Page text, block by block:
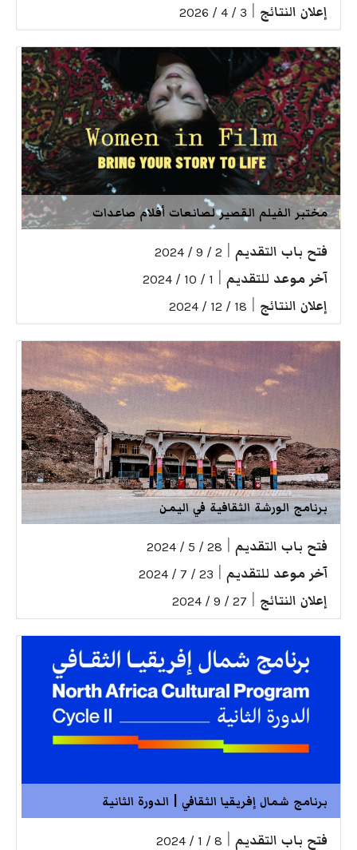
إعلان النتائج 3 / 4 / 2026
مختبر الفيلم القصير لصانعات أفلام صاعدات
فتح باب التقديم 2 / 9 / 2024
آخر موعد للتقديم 1 / 10 / 2024
إعلان النتائج 18 / 12 / 2024
برنامج الورشة الثقافية في اليمن
فتح باب التقديم 28 / 5 / 2024
آخر موعد للتقديم 23 / 7 / 2024
إعلان النتائج 27 / 9 / 2024
برنامج شمال إفريقيا الثقافي | الدورة الثانية
فتح باب التقديم 8 / 1 / 2024